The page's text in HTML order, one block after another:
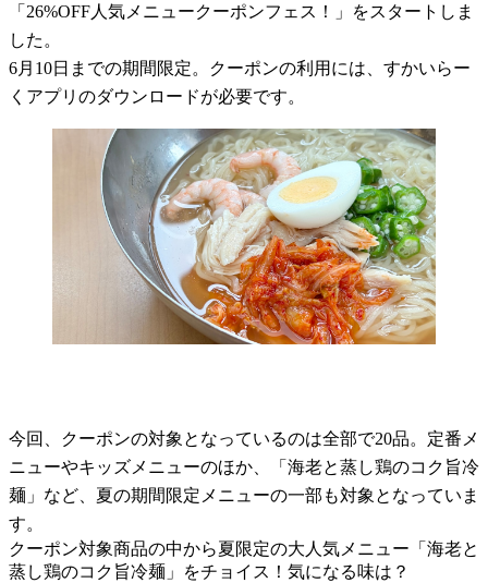
「26%OFF人気メニュークーポンフェス！」をスタートしま
した。
6月10日までの期間限定。クーポンの利用には、すかいらー
くアプリのダウンロードが必要です。
今回、クーポンの対象となっているのは全部で20品。定番メ
ニューやキッズメニューのほか、「海老と蒸し鶏のコク旨冷
麺」など、夏の期間限定メニューの一部も対象となっていま
す。
クーポン対象商品の中から夏限定の大人気メニュー「海老と
蒸し鶏のコク旨冷麺」をチョイス！気になる味は？